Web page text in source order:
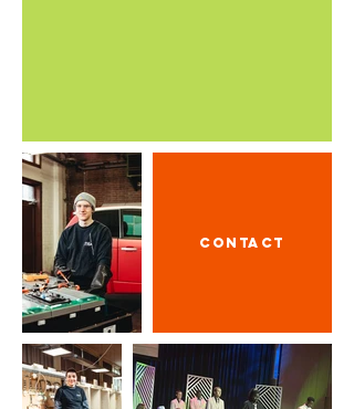
CONTACT